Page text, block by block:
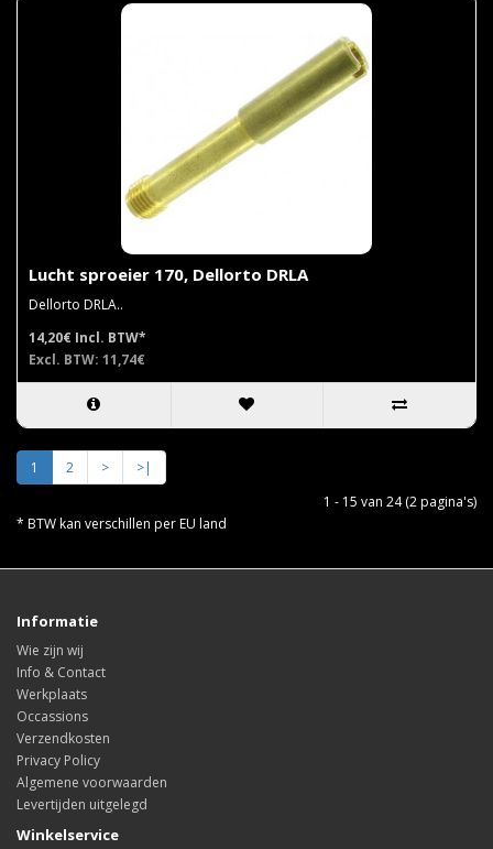
Lucht sproeier 170, Dellorto DRLA
Dellorto DRLA..
14,20€ Incl. BTW*
Excl. BTW: 11,74€
1 2 >
>|
1 - 15 van 24 (2 pagina's)
* BTW kan verschillen per EU land
Informatie
Wie zijn wij
Info & Contact
Werkplaats
Occassions
Verzendkosten
Privacy Policy
Algemene voorwaarden
Levertijden uitgelegd
Winkelservice